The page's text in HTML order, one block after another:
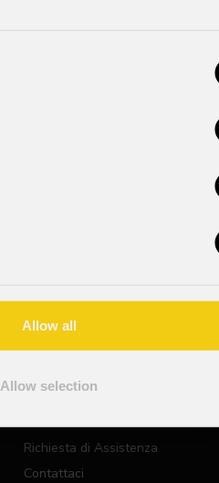
Allow all
Allow selection
SUPPORTO
Documentazione tecnica
Richiesta di Assistenza
Contattaci